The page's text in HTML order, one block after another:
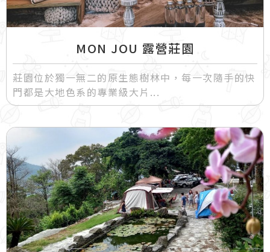
MON JOU 露營莊園
莊園位於獨一無二的原生態樹林中，每一次隨手的快
門都是大地色系的專業級大片